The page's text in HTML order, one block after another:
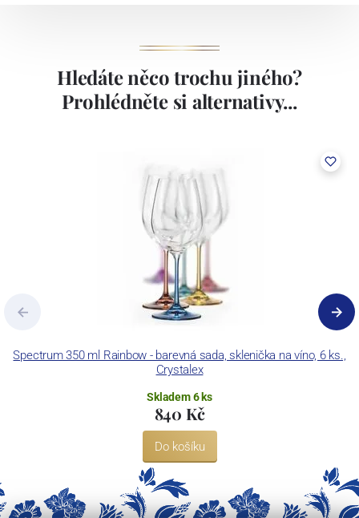
Hledáte něco trochu jiného?
Prohlédněte si alternativy...
Spectrum 350 ml Rainbow - barevná sada, sklenička na víno, 6 ks.,
Crystalex
Skladem 6 ks
840 Kč
Do košíku